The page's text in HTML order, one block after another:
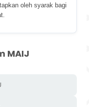
oleh syarak bagi
MAIJ